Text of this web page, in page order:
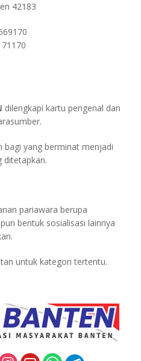
42183
dilengkapi kartu pengenal dan
bagi yang berminat menjadi
ditetapkan.
pariawara berupa
bentuk sosialisasi lainnya
untuk kategori tertentu.